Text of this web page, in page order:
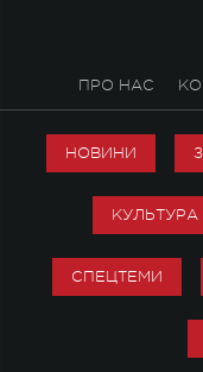
ПРО НАС
НОВИНИ
КУЛЬТУРА
СПЕЦТЕМИ